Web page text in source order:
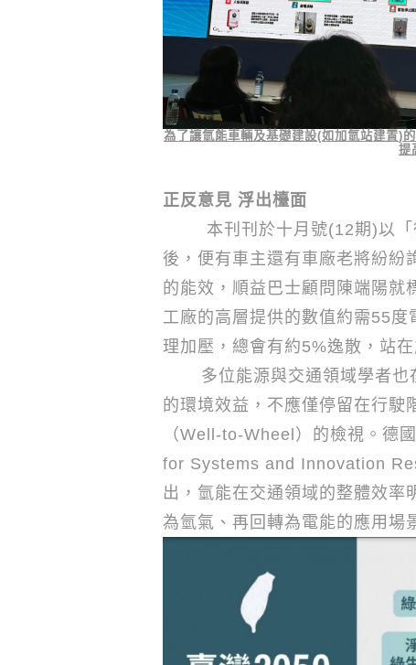
為了讓氫能車輛及基礎建設(如加氫站建置)
提
正反意見 浮出檯面
本刊刊於十月號(12期)以
後，便有車主還有車廠老將紛紛
的能效，順益巴士顧問陳端陽就
工廠的高層提供的數值約需55度
理加壓，總會有約5%逸散，站
多位能源與交通領域學者也
的環境效益，不應僅停留在行駛
（Well-to-Wheel）的檢視。德
for Systems and Innovation
出，氫能在交通領域的整體效率
為氫氣、再回轉為電能的應用場
HYUNDAI
上市 雙色美學與 VIP 頭等座艙升
級，打造高質感尊
擇
小客貨車
正宗美式皮卡，
演繹「工作×娛樂
精彩人生